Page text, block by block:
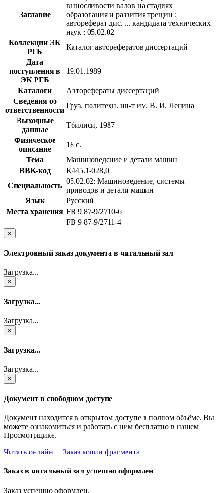
Заглавие
выносливости валов на стадиях
образования и развития трещин :
автореферат дис. ... кандидата технических
наук : 05.02.02
Коллекции ЭК
РГБ
Каталог авторефератов диссертаций
Дата
поступления в
ЭК РГБ
19.01.1989
Каталоги
Авторефераты диссертаций
Сведения об
ответственности
Груз. политехн. ин-т им. В. И. Ленина
Выходные
данные
Тбилиси, 1987
Физическое
описание
18 с.
Тема
Машиноведение и детали машин
BBK-код
К445.1-028,0
Специальность
05.02.02: Машиноведение, системы
приводов и детали машин
Язык
Русский
Места хранения FB 9 87-9/2710-6
FB 9 87-9/2711-4
×
Электронный заказ документа в читальный зал
Загрузка...
×
Загрузка...
Загрузка...
×
Загрузка...
Загрузка...
×
Документ в свободном доступе
Документ находится в открытом доступе в полном объёме. Вы
можете ознакомиться и работать с ним бесплатно в нашем
Просмотрщике.
Читать онлайн
Заказ копии фрагмента
Заказ в читальный зал успешно оформлен
Заказ успешно оформлен.